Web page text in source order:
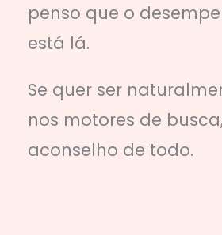
penso que o
está lá.
Se quer ser
nos motores de
aconselho de todo.